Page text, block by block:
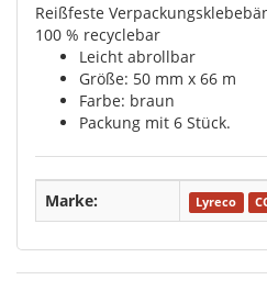
Reißfeste
100 % recyclebar
Leicht abrollbar
Größe: 50 mm x 66 m
Farbe: braun
Packung mit 6 Stück.
Marke: Lyreco